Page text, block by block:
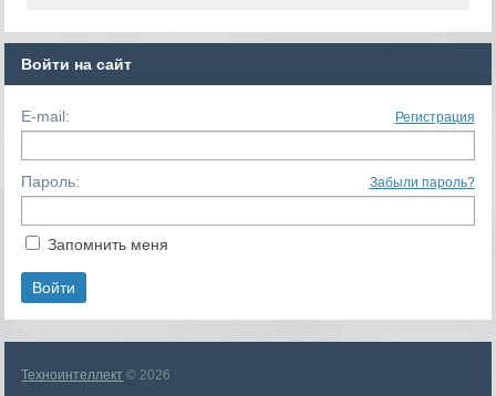
Войти на сайт
E-mail: Регистрация
Пароль: Забыли пароль?
Запомнить меня
Техноинтеллект © 2026